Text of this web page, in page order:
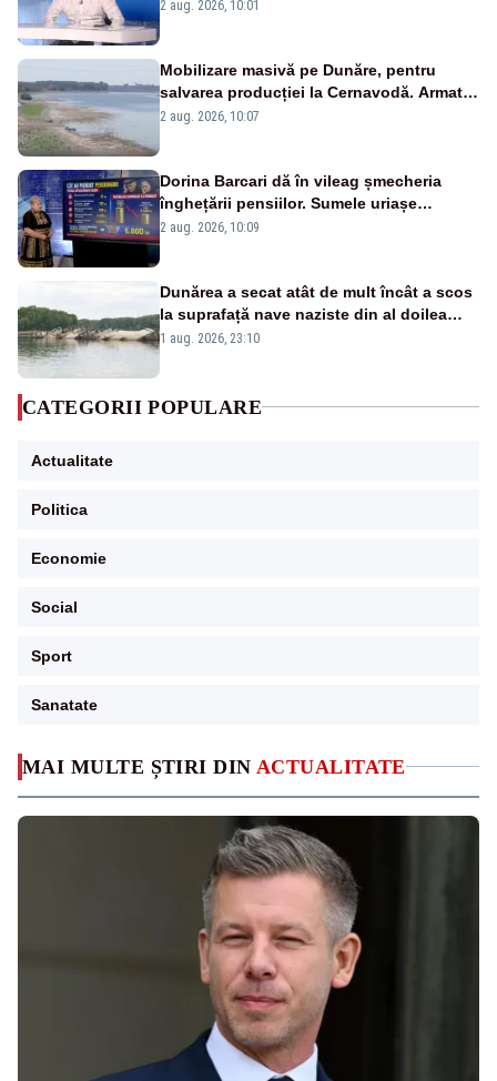
MAI MULTE ȘTIRI DIN ACTUALITATE
2 aug. 2026, 10:01
Mobilizare masivă pe Dunăre, pentru
salvarea producției la Cernavodă. Armata
va detona o stâncă și va devia apa
2 aug. 2026, 10:07
Dorina Barcari dă în vileag șmecheria
înghețării pensiilor. Sumele uriașe
pierdute de fiecare român
2 aug. 2026, 10:09
Dunărea a secat atât de mult încât a scos
la suprafață nave naziste din al doilea
război mondial
1 aug. 2026, 23:10
CATEGORII POPULARE
Actualitate
Politica
Economie
Social
Sport
Sanatate